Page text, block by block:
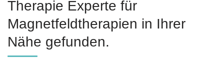
Therapie Experte für
Magnetfeldtherapien in Ihrer
Nähe gefunden.